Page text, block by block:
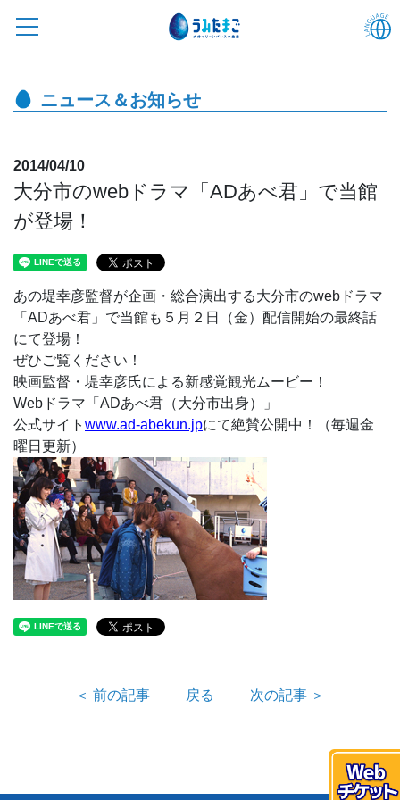
ニュース＆お知らせ
2014/04/10
大分市のwebドラマ「ADあべ君」で当館
が登場！
あの堤幸彦監督が企画・総合演出する大分市のwebドラマ
「ADあべ君」で当館も５月２日（金）配信開始の最終話
にて登場！
ぜひご覧ください！
映画監督・堤幸彦氏による新感覚観光ムービー！
Webドラマ「ADあべ君（大分市出身）」
公式サイト www.ad-abekun.jpにて絶賛公開中！（毎週金
曜日更新）
＜ 前の記事 戻る 次の記事 ＞